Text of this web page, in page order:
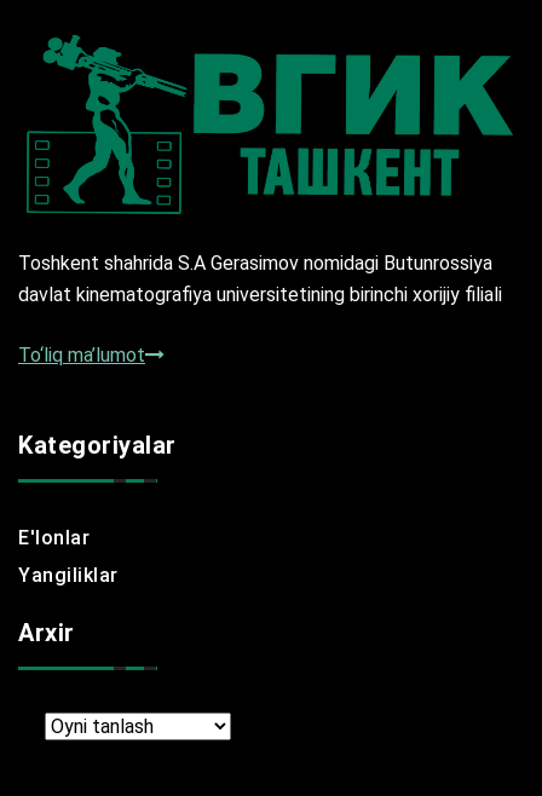
Toshkent shahrida S.A Gerasimov nomidagi Butunrossiya
davlat kinematografiya universitetining birinchi xorijiy filiali
To‘liq ma’lumot
Kategoriyalar
E'lonlar
Yangiliklar
Arxir
Arxir